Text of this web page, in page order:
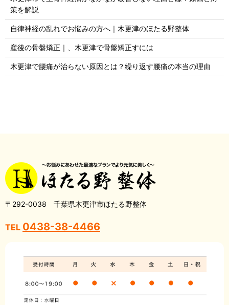
策を解説
自律神経の乱れでお悩みの方へ｜木更津のほたる野整体
産後の骨盤矯正｜、木更津で骨盤矯正すには
木更津で腰痛が治らない原因とは？繰り返す腰痛の本当の理由
〒292-0038 千葉県木更津市ほたる野整体
TEL 0438-38-4466